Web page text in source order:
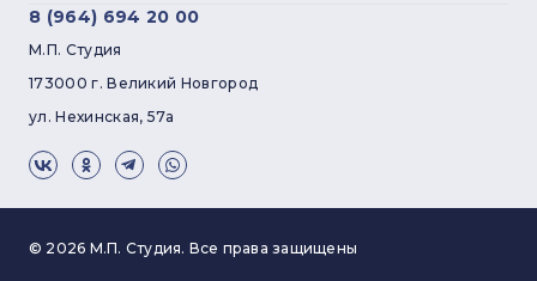
8 (964) 694 20 00
М.П. Студия
173000 г. Великий Новгород
ул. Нехинская, 57а
© 2026 М.П. Студия. Все права защищены